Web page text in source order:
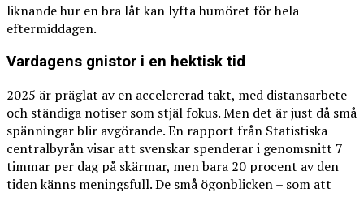
liknande hur en bra låt kan lyfta humöret för hela
eftermiddagen.
Vardagens gnistor i en hektisk tid
2025 är präglat av en accelererad takt, med distansarbete
och ständiga notiser som stjäl fokus. Men det är just då små
spänningar blir avgörande. En rapport från Statistiska
centralbyrån visar att svenskar spenderar i genomsnitt 7
timmar per dag på skärmar, men bara 20 procent av den
tiden känns meningsfull. De små ögonblicken – som att